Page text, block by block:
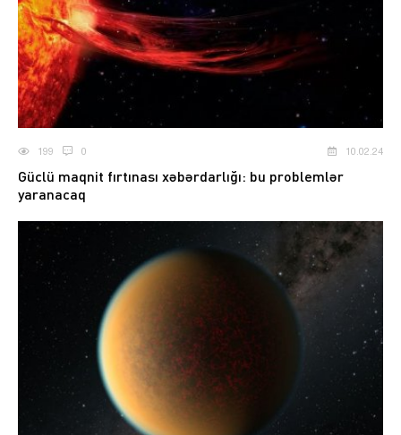
199 0 10.02.24
Güclü maqnit fırtınası xəbərdarlığı: bu problemlər
yaranacaq